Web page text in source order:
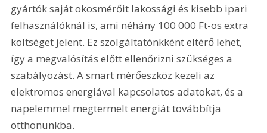
gyártók saját okosmérőit lakossági és kisebb ipari
felhasználóknál is, ami néhány 100 000 Ft-os extra
költséget jelent. Ez szolgáltatónkként eltérő lehet,
így a megvalósítás előtt ellenőrizni szükséges a
szabályozást. A smart mérőeszköz kezeli az
elektromos energiával kapcsolatos adatokat, és a
napelemmel megtermelt energiát továbbítja
otthonunkba.